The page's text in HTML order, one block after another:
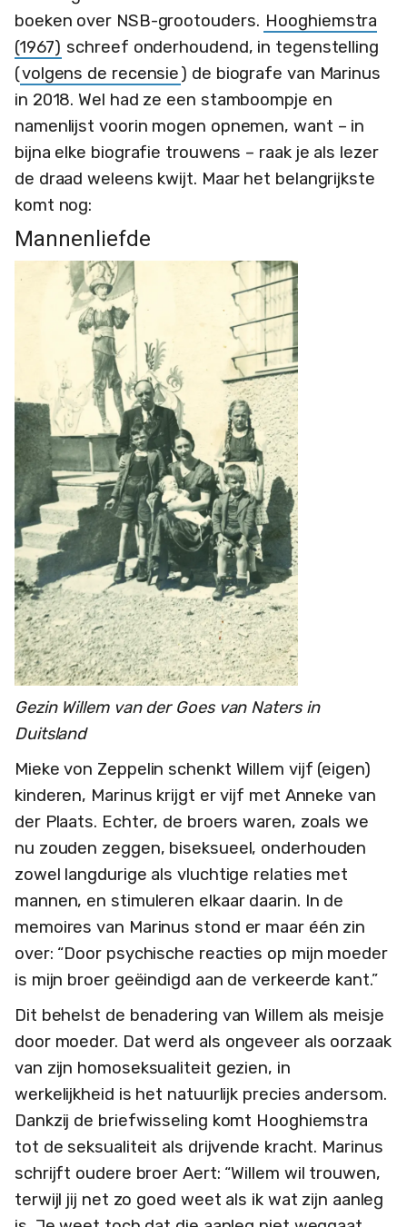
boeken over NSB-grootouders. Hooghiemstra
(1967) schreef onderhoudend, in tegenstelling
(volgens de recensie) de biografe van Marinus
in 2018. Wel had ze een stamboompje en
namenlijst voorin mogen opnemen, want – in
bijna elke biografie trouwens – raak je als lezer
de draad weleens kwijt. Maar het belangrijkste
komt nog:
Mannenliefde
Gezin Willem van der Goes van Naters in
Duitsland
Mieke von Zeppelin schenkt Willem vijf (eigen)
kinderen, Marinus krijgt er vijf met Anneke van
der Plaats. Echter, de broers waren, zoals we
nu zouden zeggen, biseksueel, onderhouden
zowel langdurige als vluchtige relaties met
mannen, en stimuleren elkaar daarin. In de
memoires van Marinus stond er maar één zin
over: “Door psychische reacties op mijn moeder
is mijn broer geëindigd aan de verkeerde kant.”
Dit behelst de benadering van Willem als meisje
door moeder. Dat werd als ongeveer als oorzaak
van zijn homoseksualiteit gezien, in
werkelijkheid is het natuurlijk precies andersom.
Dankzij de briefwisseling komt Hooghiemstra
tot de seksualiteit als drijvende kracht. Marinus
schrijft oudere broer Aert: “Willem wil trouwen,
terwijl jij net zo goed weet als ik wat zijn aanleg